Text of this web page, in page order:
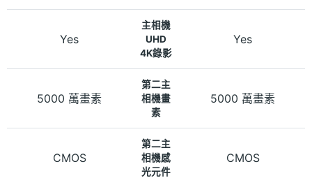
Yes
主相機
UHD
4K錄影
Yes
5000 萬畫素
第二主
相機畫
素
5000 萬畫素
CMOS
第二主
相機感
光元件
CMOS